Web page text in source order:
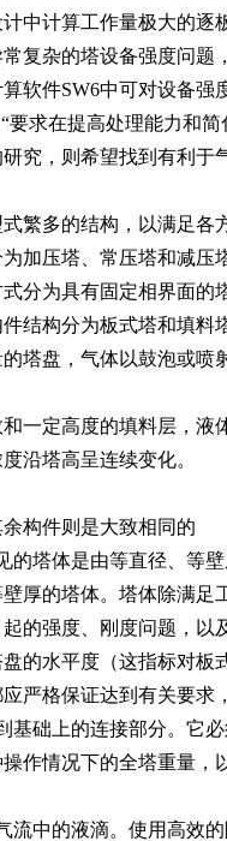
中计算工作量极大的
复杂的塔设备强度问
软件SW6中可对设备
求在提高处理能力和
究，则希望找到有利于
繁多的结构，以满足
加压塔、常压塔和减
分为具有固定相界面
结构分为板式塔和填
塔盘，气体以鼓泡或
一定高度的填料层，
沿塔高呈连续变化。
构件则是大致相同的
的塔体是由等直径、等
厚的塔体。塔体除满
的强度、刚度问题，
的水平度（这指标对
严格保证达到有关要求
基础上的连接部分。它
作情况下的全塔重量
流中的液滴。使用高效